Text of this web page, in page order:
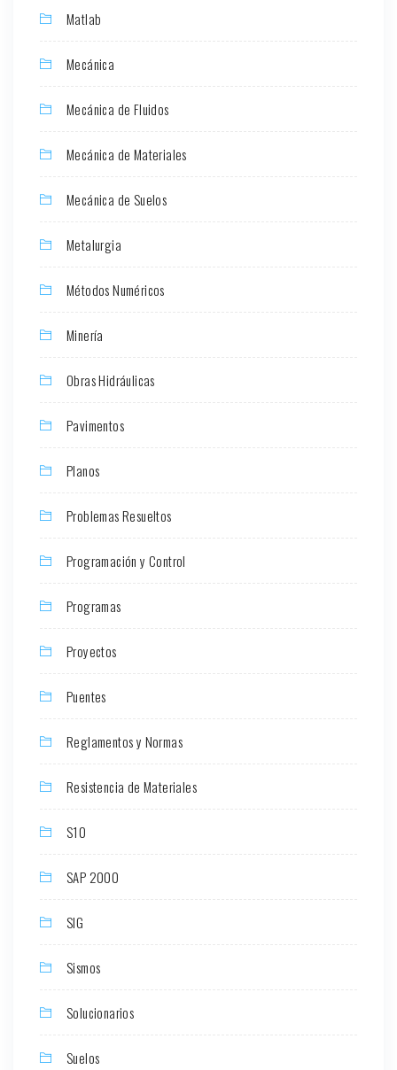
Matlab
Mecánica
Mecánica de Fluidos
Mecánica de Materiales
Mecánica de Suelos
Metalurgia
Métodos Numéricos
Minería
Obras Hidráulicas
Pavimentos
Planos
Problemas Resueltos
Programación y Control
Programas
Proyectos
Puentes
Reglamentos y Normas
Resistencia de Materiales
S10
SAP 2000
SIG
Sismos
Solucionarios
Suelos